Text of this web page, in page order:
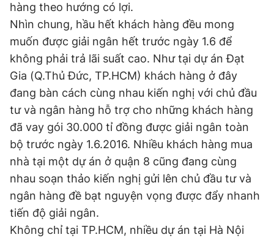
hàng theo hướng có lợi.
Nhìn chung, hầu hết khách hàng đều mong
muốn được giải ngân hết trước ngày 1.6 để
không phải trả lãi suất cao. Như tại dự án Đạt
Gia (Q.Thủ Đức, TP.HCM) khách hàng ở đây
đang bàn cách cùng nhau kiến nghị với chủ đầu
tư và ngân hàng hỗ trợ cho những khách hàng
đã vay gói 30.000 tỉ đồng được giải ngân toàn
bộ trước ngày 1.6.2016. Nhiều khách hàng mua
nhà tại một dự án ở quận 8 cũng đang cùng
nhau soạn thảo kiến nghị gửi lên chủ đầu tư và
ngân hàng đề bạt nguyện vọng được đẩy nhanh
tiến độ giải ngân.
Không chỉ tại TP.HCM, nhiều dự án tại Hà Nội